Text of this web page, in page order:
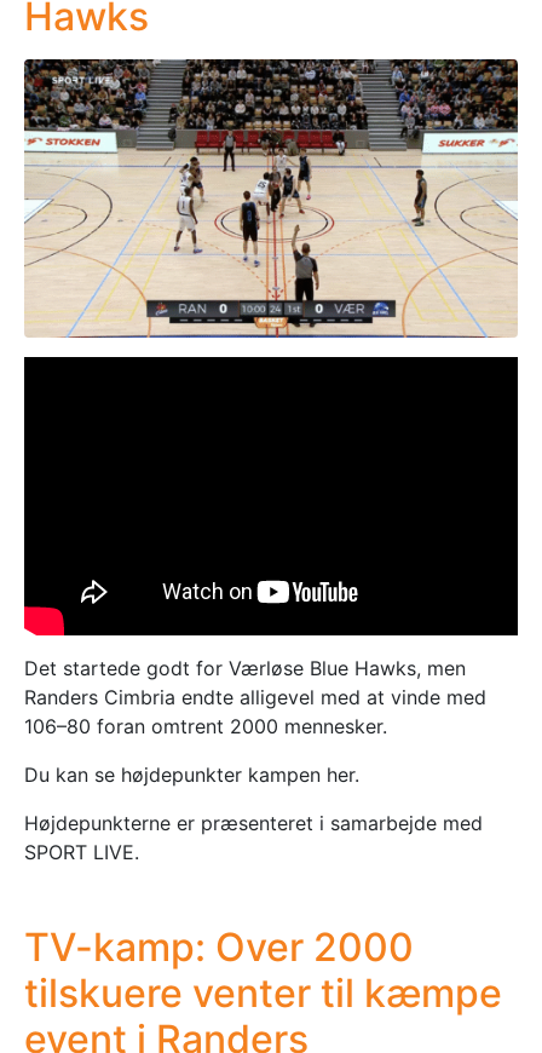
Hawks
Det startede godt for Værløse Blue Hawks, men
Randers Cimbria endte alligevel med at vinde med
106–80 foran omtrent 2000 mennesker.
Du kan se højdepunkter kampen her.
Højdepunkterne er præsenteret i samarbejde med
SPORT LIVE.
TV-kamp: Over 2000
tilskuere venter til kæmpe
event i Randers